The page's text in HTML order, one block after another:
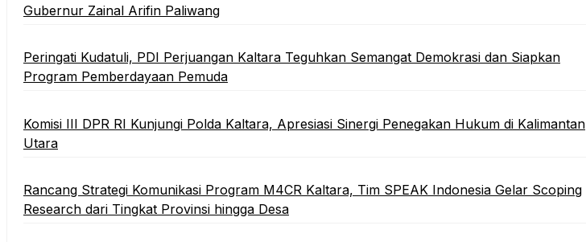
Gubernur Zainal Arifin Paliwang
Peringati Kudatuli, PDI Perjuangan Kaltara Teguhkan Semangat Demokrasi dan Siapkan
Program Pemberdayaan Pemuda
Komisi III DPR RI Kunjungi Polda Kaltara, Apresiasi Sinergi Penegakan Hukum di Kalimantan
Utara
Rancang Strategi Komunikasi Program M4CR Kaltara, Tim SPEAK Indonesia Gelar Scoping
Research dari Tingkat Provinsi hingga Desa